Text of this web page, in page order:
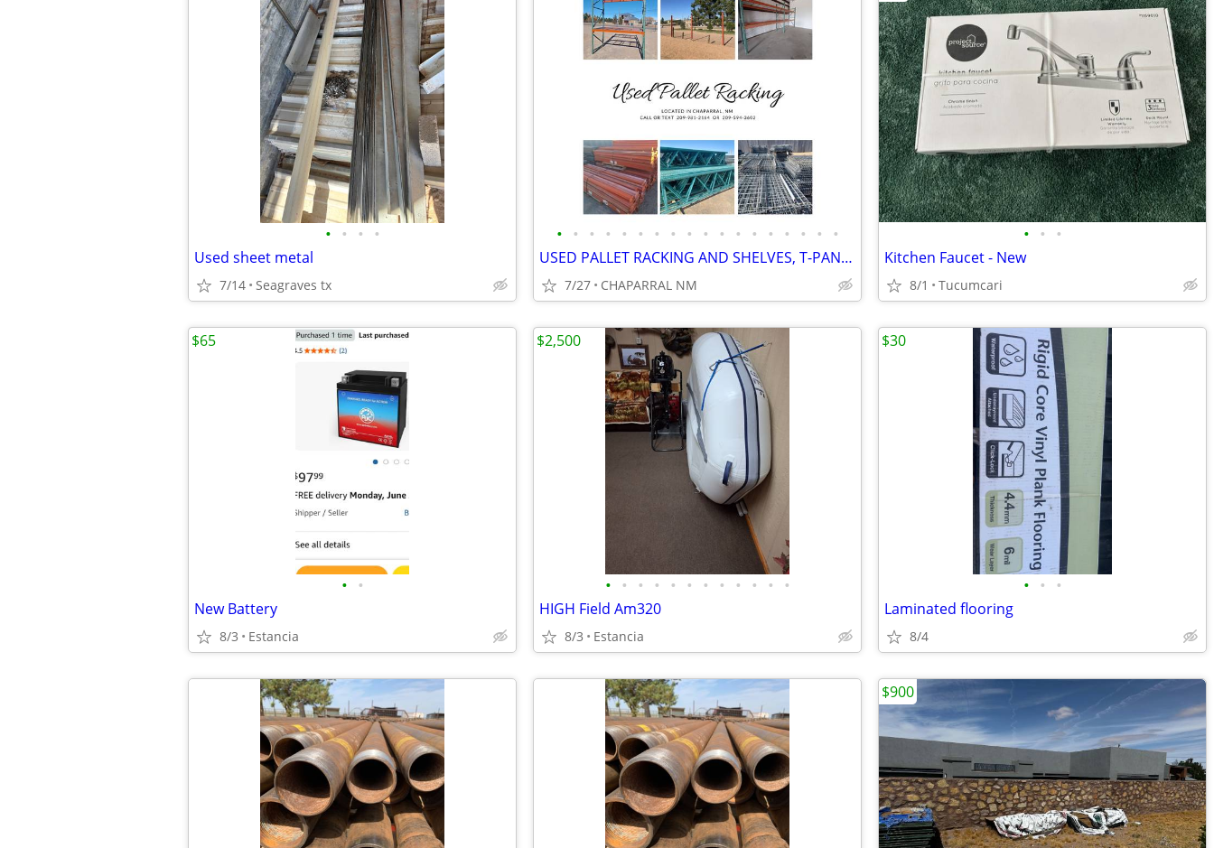
• • • •
Used sheet metal
7/14 Seagraves tx
• • • • • • • • • • • • • • • • • •
USED PALLET RACKING AND SHELVES, T-PANNELS, C-CHANNELS
7/27 CHAPARRAL NM
• • •
Kitchen Faucet - New
8/1 Tucumcari
• •
New Battery
8/3 Estancia
$65
• • • • • • • • • • • •
HIGH Field Am320
8/3 Estancia
$2,500
• • •
Laminated flooring
8/4
$30
$900